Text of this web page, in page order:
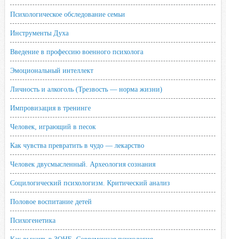
Психологическое обследование семьи
Инструменты Духа
Введение в профессию военного психолога
Эмоциональный интеллект
Личность и алкоголь (Трезвость — норма жизни)
Импровизация в тренинге
Человек, играющий в песок
Как чувства превратить в чудо — лекарство
Человек двусмысленный. Археология сознания
Социлогический психологизм. Критический анализ
Половое воспитание детей
Психогенетика